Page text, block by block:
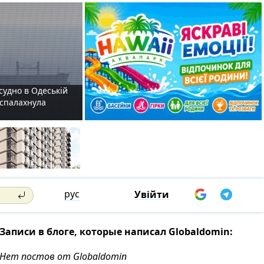
в Одеській
рус Увійти
Записи в блоге, которые написал Globaldomin:
Нет постов от Globaldomin